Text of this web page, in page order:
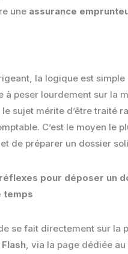
une assurance
la logique est
à peser lourdement sur la
sujet mérite d’être traité
C’est le moyen le
de préparer un dossier
pour déposer un
temps
se fait directement sur la
, via la page dédiée au